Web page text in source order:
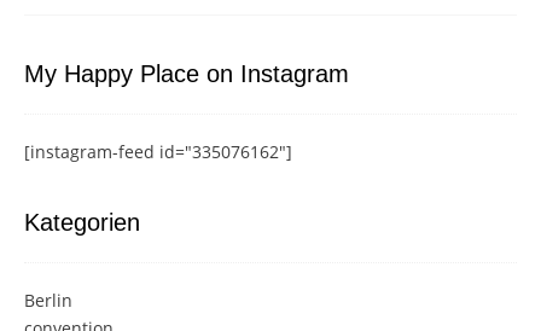
My Happy Place on Instagram
[instagram-feed id="335076162"]
Kategorien
Berlin